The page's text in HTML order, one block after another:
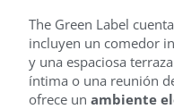
The Green Label
incluyen un comedor
y una espaciosa
íntima o una reunión
ofrece un ambiente